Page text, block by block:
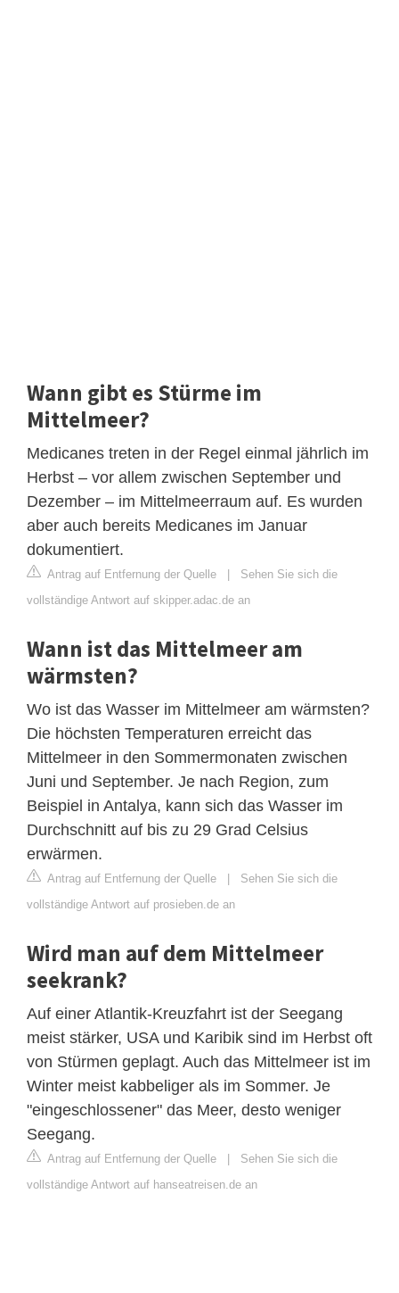
Wann gibt es Stürme im
Mittelmeer?
Medicanes treten in der Regel einmal jährlich im
Herbst – vor allem zwischen September und
Dezember – im Mittelmeerraum auf. Es wurden
aber auch bereits Medicanes im Januar
dokumentiert.
Antrag auf Entfernung der Quelle | Sehen Sie sich die
vollständige Antwort auf skipper.adac.de an
Wann ist das Mittelmeer am
wärmsten?
Wo ist das Wasser im Mittelmeer am wärmsten?
Die höchsten Temperaturen erreicht das
Mittelmeer in den Sommermonaten zwischen
Juni und September. Je nach Region, zum
Beispiel in Antalya, kann sich das Wasser im
Durchschnitt auf bis zu 29 Grad Celsius
erwärmen.
Antrag auf Entfernung der Quelle | Sehen Sie sich die
vollständige Antwort auf prosieben.de an
Wird man auf dem Mittelmeer
seekrank?
Auf einer Atlantik-Kreuzfahrt ist der Seegang
meist stärker, USA und Karibik sind im Herbst oft
von Stürmen geplagt. Auch das Mittelmeer ist im
Winter meist kabbeliger als im Sommer. Je
"eingeschlossener" das Meer, desto weniger
Seegang.
Antrag auf Entfernung der Quelle | Sehen Sie sich die
vollständige Antwort auf hanseatreisen.de an